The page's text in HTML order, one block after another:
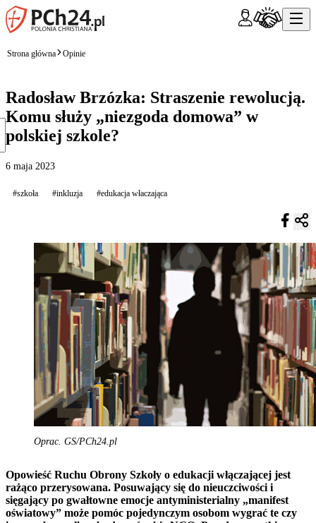
Strona główna Opinie
Radosław Brzózka: Straszenie rewolucją.
Komu służy „niezgoda domowa” w
polskiej szkole?
6 maja 2023
#szkoła #inkluzja #edukacja właczająca
Oprac. GS/PCh24.pl
Opowieść Ruchu Obrony Szkoły o edukacji włączającej jest
rażąco przerysowana. Posuwający się do nieuczciwości i
sięgający po gwałtowne emocje antyministerialny „manifest
oświatowy” może pomóc pojedynczym osobom wygrać te czy